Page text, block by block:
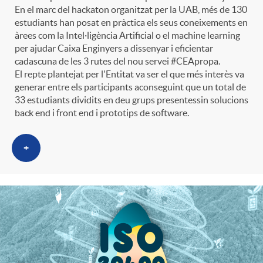
d
e
p
r
e
n
t
e
g
o
i
e
A
n
c
l
F
i
r
d
e
c
o
n
t
En el marc del hackaton organitzat per la UAB, més de 130
estudiants han posat en pràctica els seus coneixements en
àrees com la Intel·ligència Artificial o el machine learning
per ajudar Caixa Enginyers a dissenyar i eficientar
cadascuna de les 3 rutes del nou servei #CEApropa.
El repte plantejat per l'Entitat va ser el que més interès va
generar entre els participants aconseguint que un total de
33 estudiants dividits en deu grups presentessin solucions
back end i front end i prototips de software.
+